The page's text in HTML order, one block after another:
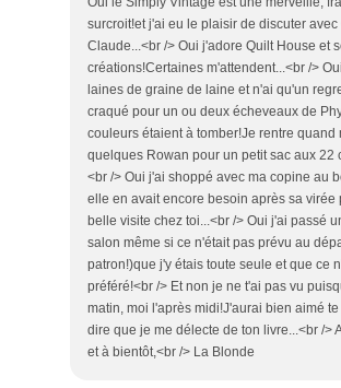
surcroit!et j'ai eu le plaisir de discuter
Claude...<br /> Oui j'adore Quilt House et
créations!Certaines m'attendent...<br />
laines de graine de laine et n'ai qu'un
craqué pour un ou deux écheveaux de
couleurs étaient à tomber!Je rentre quand
quelques Rowan pour un petit sac aux 22
<br /> Oui j'ai shoppé avec ma copine au
elle en avait encore besoin après sa virée
belle visite chez toi...<br /> Oui j'ai passé
salon même si ce n'était pas prévu au
patron!)que j'y étais toute seule et que ce
préféré!<br /> Et non je ne t'ai pas vu
matin, moi l'après midi!J'aurai bien aimé
dire que je me délecte de ton livre...<br />
et à bientôt,<br /> La Blonde